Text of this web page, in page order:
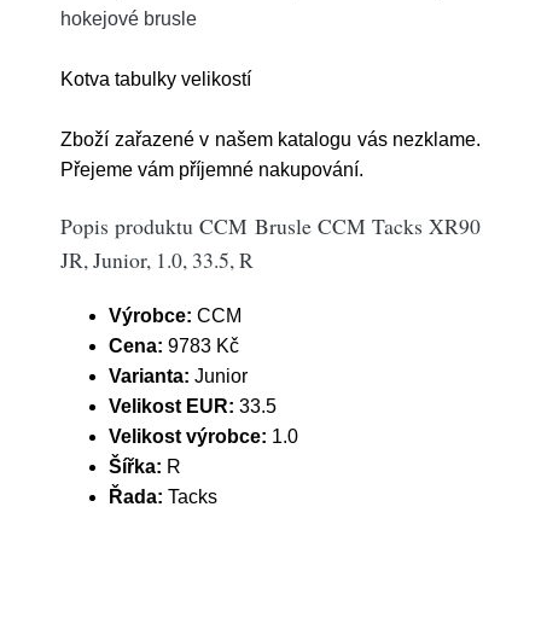
hokejové brusle
Kotva tabulky velikostí
Zboží zařazené v našem katalogu vás nezklame.
Přejeme vám příjemné nakupování.
Popis produktu CCM Brusle CCM Tacks XR90
JR, Junior, 1.0, 33.5, R
Výrobce: CCM
Cena: 9783 Kč
Varianta: Junior
Velikost EUR: 33.5
Velikost výrobce: 1.0
Šířka: R
Řada: Tacks